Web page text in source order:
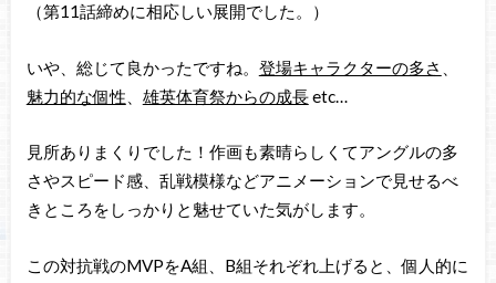
（第11話締めに相応しい展開でした。）
いや、総じて良かったですね。 登場キャラクターの多さ
魅力的な個性
雄英体育祭からの成長etc…
見所ありまくりでした！作画も素晴らしくてアングルの多
さやスピード感、乱戦模様などアニメーションで見せるべ
きところをしっかりと魅せていた気がします。
この対抗戦のMVPをA組、B組それぞれ上げると、個人的に